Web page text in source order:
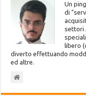
Un
di
settori
libero
diverto effettuando
ed altre.